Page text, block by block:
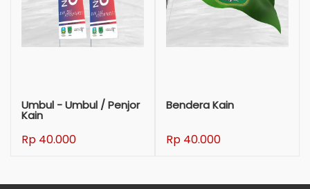
Umbul - Umbul / Penjor
Kain
Rp 40.000
Bendera Kain
Rp 40.000